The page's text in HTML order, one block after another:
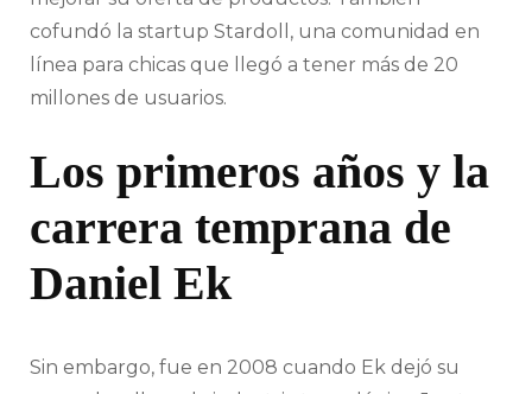
cofundó la startup Stardoll, una comunidad en
línea para chicas que llegó a tener más de 20
millones de usuarios.
Los primeros años y la
carrera temprana de
Daniel Ek
Sin embargo, fue en 2008 cuando Ek dejó su